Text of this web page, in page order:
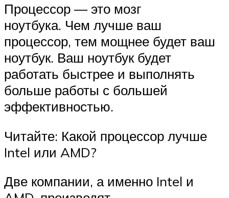
Процессор — это мозг
ноутбука. Чем лучше ваш
процессор, тем мощнее будет ваш
ноутбук. Ваш ноутбук будет
работать быстрее и выполнять
больше работы с большей
эффективностью.
Читайте: Какой процессор лучше
Intel или AMD?
Две компании, а именно Intel и